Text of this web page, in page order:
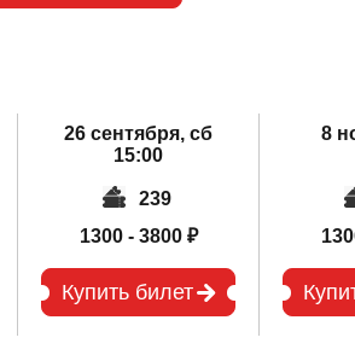
26 сентября, сб
15:00
239
1300 - 3800 ₽
Купить билет
8